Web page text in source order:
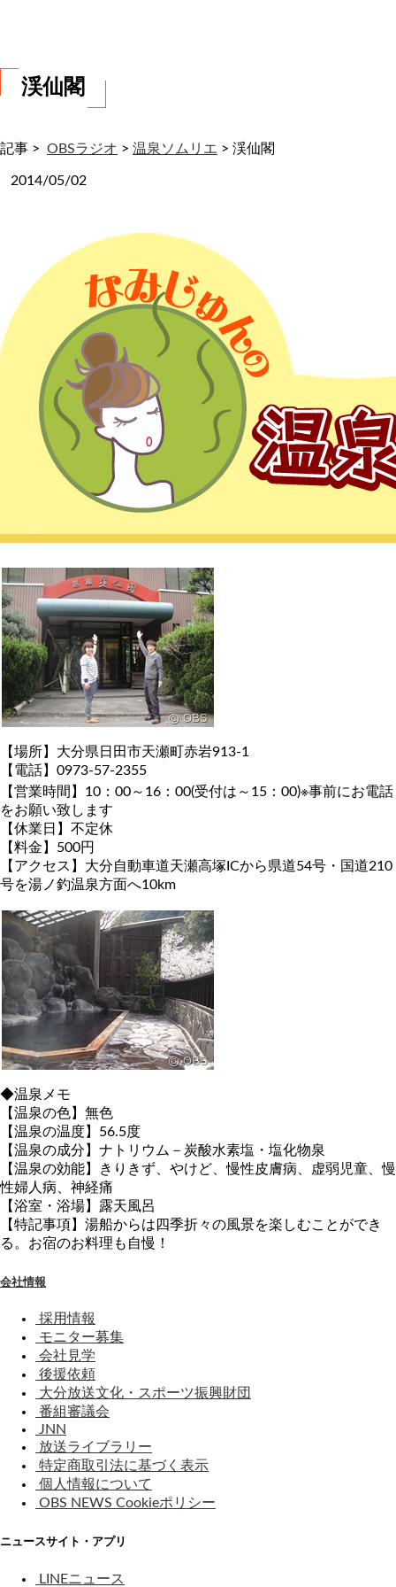
渓仙閣
記事 > OBSラジオ > 温泉ソムリエ > 渓仙閣
2014/05/02
【場所】大分県日田市天瀬町赤岩913-1
【電話】0973-57-2355
【営業時間】10：00～16：00(受付は～15：00)※事前にお電話
をお願い致します
【休業日】不定休
【料金】500円
【アクセス】大分自動車道天瀬高塚ICから県道54号・国道210
号を湯ノ釣温泉方面へ10km
◆温泉メモ
【温泉の色】無色
【温泉の温度】56.5度
【温泉の成分】ナトリウム－炭酸水素塩・塩化物泉
【温泉の効能】きりきず、やけど、慢性皮膚病、虚弱児童、慢
性婦人病、神経痛
【浴室・浴場】露天風呂
【特記事項】湯船からは四季折々の風景を楽しむことができ
る。お宿のお料理も自慢！
会社情報
採用情報
モニター募集
会社見学
後援依頼
大分放送文化・スポーツ振興財団
番組審議会
JNN
放送ライブラリー
特定商取引法に基づく表示
個人情報について
OBS NEWS Cookieポリシー
ニュースサイト・アプリ
LINEニュース